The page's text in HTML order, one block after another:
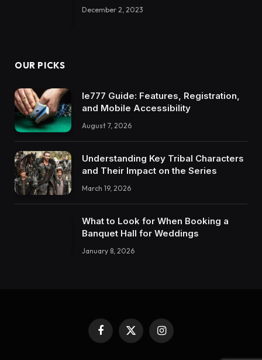
December 2, 2023
OUR PICKS
Ie777 Guide: Features, Registration,
and Mobile Accessibility
August 7, 2026
Understanding Key Tribal Characters
and Their Impact on the Series
March 19, 2026
What to Look for When Booking a
Banquet Hall for Weddings
January 8, 2026
Facebook
X
Instagram